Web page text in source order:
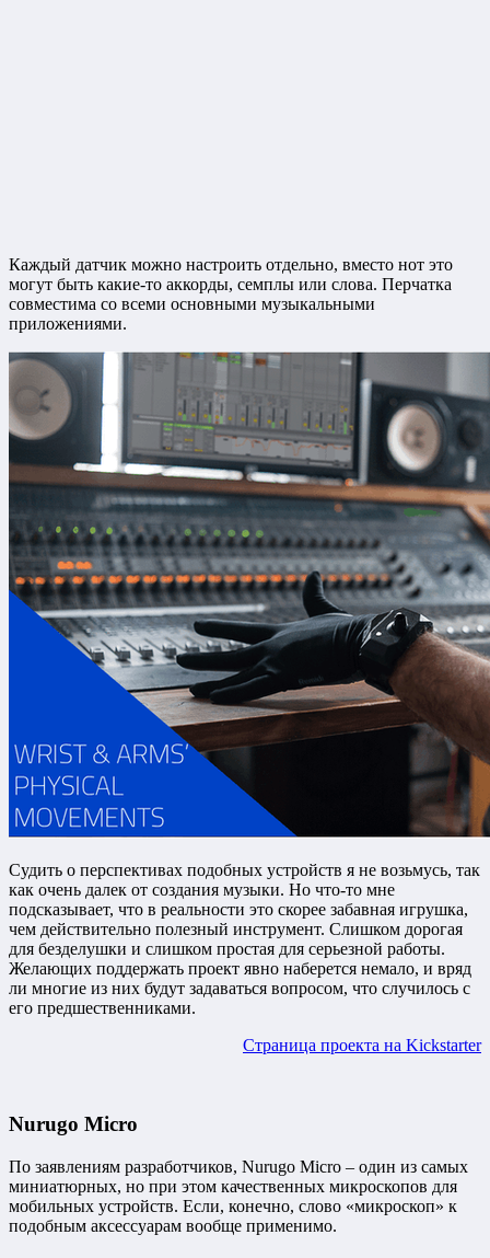
Каждый датчик можно настроить отдельно, вместо нот это
могут быть какие-то аккорды, семплы или слова. Перчатка
совместима со всеми основными музыкальными
приложениями.
Судить о перспективах подобных устройств я не возьмусь, так
как очень далек от создания музыки. Но что-то мне
подсказывает, что в реальности это скорее забавная игрушка,
чем действительно полезный инструмент. Слишком дорогая
для безделушки и слишком простая для серьезной работы.
Желающих поддержать проект явно наберется немало, и вряд
ли многие из них будут задаваться вопросом, что случилось с
его предшественниками.
Страница проекта на Kickstarter
Nurugo Micro
По заявлениям разработчиков, Nurugo Micro – один из самых
миниатюрных, но при этом качественных микроскопов для
мобильных устройств. Если, конечно, слово «микроскоп» к
подобным аксессуарам вообще применимо.